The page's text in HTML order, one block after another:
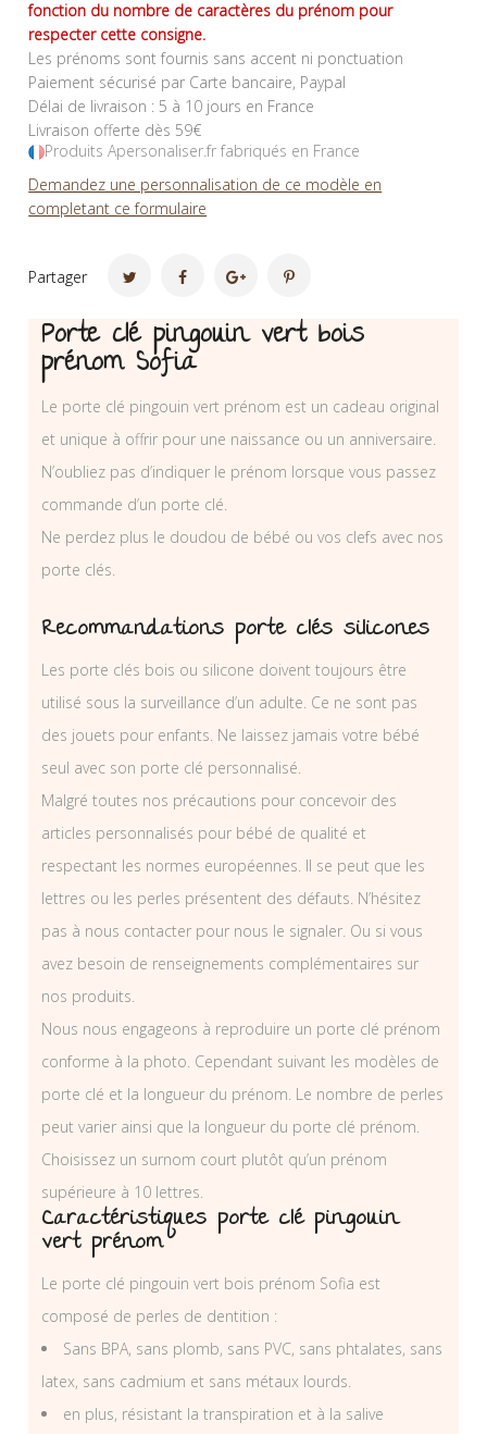
fonction du nombre de caractères du prénom pour
respecter cette consigne.
Les prénoms sont fournis sans accent ni ponctuation
Paiement sécurisé par Carte bancaire, Paypal
Délai de livraison : 5 à 10 jours en France
Livraison offerte dès 59€
Produits Apersonaliser.fr fabriqués en France
Demandez une personnalisation de ce modèle en
completant ce formulaire
Partager
Porte clé pingouin vert bois
prénom Sofia
Le porte clé pingouin vert prénom est un cadeau original
et unique à offrir pour une naissance ou un anniversaire.
N’oubliez pas d’indiquer le prénom lorsque vous passez
commande d’un porte clé.
Ne perdez plus le doudou de bébé ou vos clefs avec nos
porte clés.
Recommandations porte clés silicones
Les porte clés bois ou silicone doivent toujours être
utilisé sous la surveillance d’un adulte. Ce ne sont pas
des jouets pour enfants. Ne laissez jamais votre bébé
seul avec son porte clé personnalisé.
Malgré toutes nos précautions pour concevoir des
articles personnalisés pour bébé de qualité et
respectant les normes européennes. Il se peut que les
lettres ou les perles présentent des défauts. N’hésitez
pas à nous contacter pour nous le signaler. Ou si vous
avez besoin de renseignements complémentaires sur
nos produits.
Nous nous engageons à reproduire un porte clé prénom
conforme à la photo. Cependant suivant les modèles de
porte clé et la longueur du prénom. Le nombre de perles
peut varier ainsi que la longueur du porte clé prénom.
Choisissez un surnom court plutôt qu’un prénom
supérieure à 10 lettres.
Caractéristiques porte clé pingouin
vert prénom
Le porte clé pingouin vert bois prénom Sofia est
composé de perles de dentition :
Sans BPA, sans plomb, sans PVC, sans phtalates, sans
latex, sans cadmium et sans métaux lourds.
en plus, résistant la transpiration et à la salive